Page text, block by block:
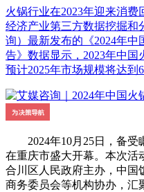
火锅行业在2023年迎来消
经济产业第三方数据挖掘和
询）最新发布的《2024年
告》数据显示，2023年中国
预计2025年市场规模将达到
2024年10月25日，备受
在重庆市盛大开幕。本次活
合川区人民政府主办，中国
商务委员会等机构协办，汇